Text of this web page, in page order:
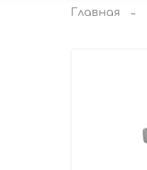
Главная